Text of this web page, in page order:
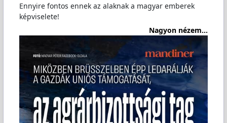
Ennyire fontos ennek az alaknak a magyar emberek
képviselete!
Nagyon nézem...